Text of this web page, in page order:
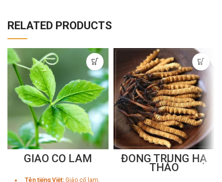
RELATED PRODUCTS
GIẢO CỔ LAM
Tên tiếng Việt: Giảo cổ lam,
ĐÔNG TRÙNG HẠ
THẢO